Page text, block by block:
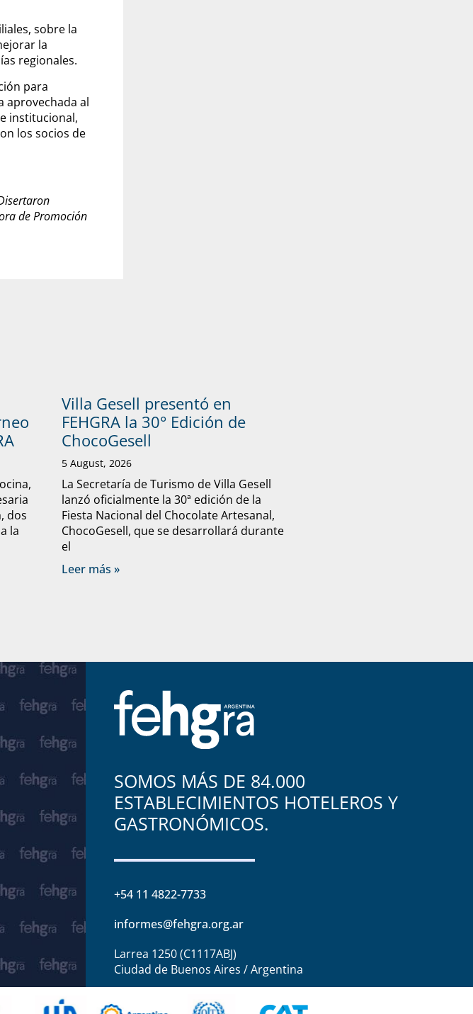
sobre la
la
regionales.
para
aprovechada al
institucional,
los socios de
de Promoción
dos
la
Villa Gesell presentó en
FEHGRA la 30° Edición de
ChocoGesell
5 August, 2026
La Secretaría de Turismo de Villa Gesell
lanzó oficialmente la 30ª edición de la
Fiesta Nacional del Chocolate Artesanal,
ChocoGesell, que se desarrollará durante
el
Leer más »
SOMOS MÁS DE 84.000
ESTABLECIMIENTOS HOTELEROS Y
GASTRONÓMICOS.
+54 11 4822-7733
informes@fehgra.org.ar
Larrea 1250 (C1117ABJ)
Ciudad de Buenos Aires / Argentina